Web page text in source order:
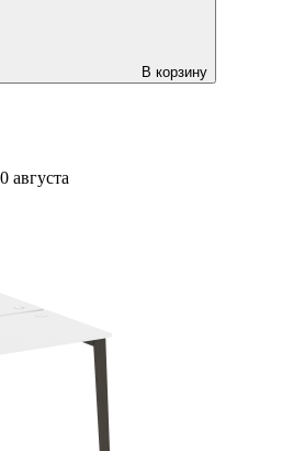
В корзину
августа